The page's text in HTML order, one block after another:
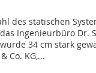
des statischen
Ingenieurbüro Dr.
34 cm stark
Co. KG,...